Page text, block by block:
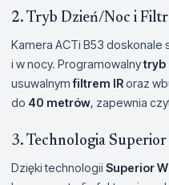
2. Tryb Dzień/Noc i
Kamera ACTi B53 doskonale
i w nocy. Programowalnytryb
usuwalnymfiltrem IRoraz
do 40 metrów, zapewnia
3. Technologia
Dzięki technologii Superior